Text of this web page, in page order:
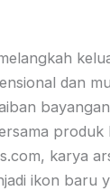
dan
produk
karya
ikon baru